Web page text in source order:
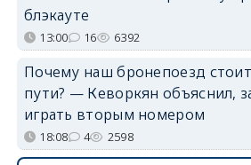
блэкауте
13:00 16 6392
Почему наш бронепоезд
пути? — Кеворкян объяснил,
играть вторым номером
18:08 4 2598